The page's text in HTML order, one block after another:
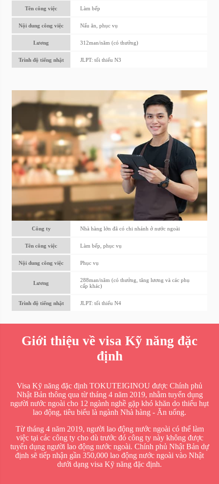
Tên công việc Làm bếp
Nội dung công việc Nấu ăn, phục vụ
Lương 312man/năm (có thưởng)
Trình độ tiếng nhật JLPT: tối thiểu N3
Công ty Nhà hàng lớn đã có chi nhánh ở nước ngoài
Tên công việc Làm bếp, phục vụ
Nội dung công việc Phục vụ
Lương
288man/năm (có thưởng, tăng lương và các phụ
cấp khác)
Trình độ tiếng nhật JLPT: tối thiểu N4
Giới thiệu về visa Kỹ năng đặc
định
Visa Kỹ năng đặc định TOKUTEIGINOU được Chính phủ
Nhật Bản thông qua từ tháng 4 năm 2019, nhằm tuyển dụng
người nước ngoài cho 12 ngành nghề gặp khó khăn do thiếu hụt
lao động, tiêu biểu là ngành Nhà hàng - Ăn uống.
Từ tháng 4 năm 2019, người lao động nước ngoài có thể làm
việc tại các công ty cho dù trước đó công ty này không được
tuyển dụng người lao động nước ngoài. Chính phủ Nhật Bản dự
định sẽ tiếp nhận gần 350,000 lao động nước ngoài vào Nhật
dưới dạng visa Kỹ năng đặc định.